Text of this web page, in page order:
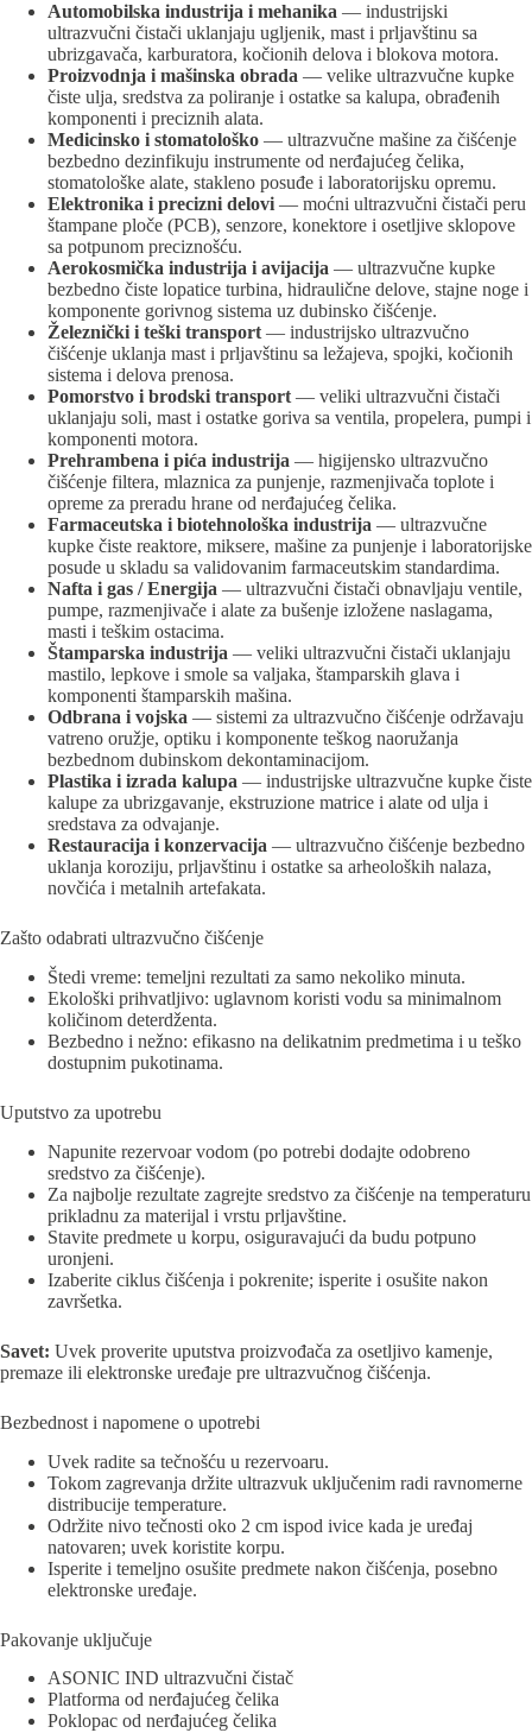
Automobilska industrija i mehanika — industrijski
ultrazvučni čistači uklanjaju ugljenik, mast i prljavštinu sa
ubrizgavača, karburatora, kočionih delova i blokova motora.
Proizvodnja i mašinska obrada — velike ultrazvučne kupke
čiste ulja, sredstva za poliranje i ostatke sa kalupa, obrađenih
komponenti i preciznih alata.
Medicinsko i stomatološko — ultrazvučne mašine za čišćenje
bezbedno dezinfikuju instrumente od nerđajućeg čelika,
stomatološke alate, stakleno posuđe i laboratorijsku opremu.
Elektronika i precizni delovi — moćni ultrazvučni čistači peru
štampane ploče (PCB), senzore, konektore i osetljive sklopove
sa potpunom preciznošću.
Aerokosmička industrija i avijacija — ultrazvučne kupke
bezbedno čiste lopatice turbina, hidraulične delove, stajne noge i
komponente gorivnog sistema uz dubinsko čišćenje.
Železnički i teški transport — industrijsko ultrazvučno
čišćenje uklanja mast i prljavštinu sa ležajeva, spojki, kočionih
sistema i delova prenosa.
Pomorstvo i brodski transport — veliki ultrazvučni čistači
uklanjaju soli, mast i ostatke goriva sa ventila, propelera, pumpi i
komponenti motora.
Prehrambena i pića industrija — higijensko ultrazvučno
čišćenje filtera, mlaznica za punjenje, razmenjivača toplote i
opreme za preradu hrane od nerđajućeg čelika.
Farmaceutska i biotehnološka industrija — ultrazvučne
kupke čiste reaktore, miksere, mašine za punjenje i laboratorijske
posude u skladu sa validovanim farmaceutskim standardima.
Nafta i gas / Energija — ultrazvučni čistači obnavljaju ventile,
pumpe, razmenjivače i alate za bušenje izložene naslagama,
masti i teškim ostacima.
Štamparska industrija — veliki ultrazvučni čistači uklanjaju
mastilo, lepkove i smole sa valjaka, štamparskih glava i
komponenti štamparskih mašina.
Odbrana i vojska — sistemi za ultrazvučno čišćenje održavaju
vatreno oružje, optiku i komponente teškog naoružanja
bezbednom dubinskom dekontaminacijom.
Plastika i izrada kalupa — industrijske ultrazvučne kupke čiste
kalupe za ubrizgavanje, ekstruzione matrice i alate od ulja i
sredstava za odvajanje.
Restauracija i konzervacija — ultrazvučno čišćenje bezbedno
uklanja koroziju, prljavštinu i ostatke sa arheoloških nalaza,
novčića i metalnih artefakata.
Zašto odabrati ultrazvučno čišćenje
Štedi vreme: temeljni rezultati za samo nekoliko minuta.
Ekološki prihvatljivo: uglavnom koristi vodu sa minimalnom
količinom deterdženta.
Bezbedno i nežno: efikasno na delikatnim predmetima i u teško
dostupnim pukotinama.
Uputstvo za upotrebu
Napunite rezervoar vodom (po potrebi dodajte odobreno
sredstvo za čišćenje).
Za najbolje rezultate zagrejte sredstvo za čišćenje na temperaturu
prikladnu za materijal i vrstu prljavštine.
Stavite predmete u korpu, osiguravajući da budu potpuno
uronjeni.
Izaberite ciklus čišćenja i pokrenite; isperite i osušite nakon
završetka.
Savet: Uvek proverite uputstva proizvođača za osetljivo kamenje,
premaze ili elektronske uređaje pre ultrazvučnog čišćenja.
Bezbednost i napomene o upotrebi
Uvek radite sa tečnošću u rezervoaru.
Tokom zagrevanja držite ultrazvuk uključenim radi ravnomerne
distribucije temperature.
Održite nivo tečnosti oko 2 cm ispod ivice kada je uređaj
natovaren; uvek koristite korpu.
Isperite i temeljno osušite predmete nakon čišćenja, posebno
elektronske uređaje.
Pakovanje uključuje
ASONIC IND ultrazvučni čistač
Platforma od nerđajućeg čelika
Poklopac od nerđajućeg čelika